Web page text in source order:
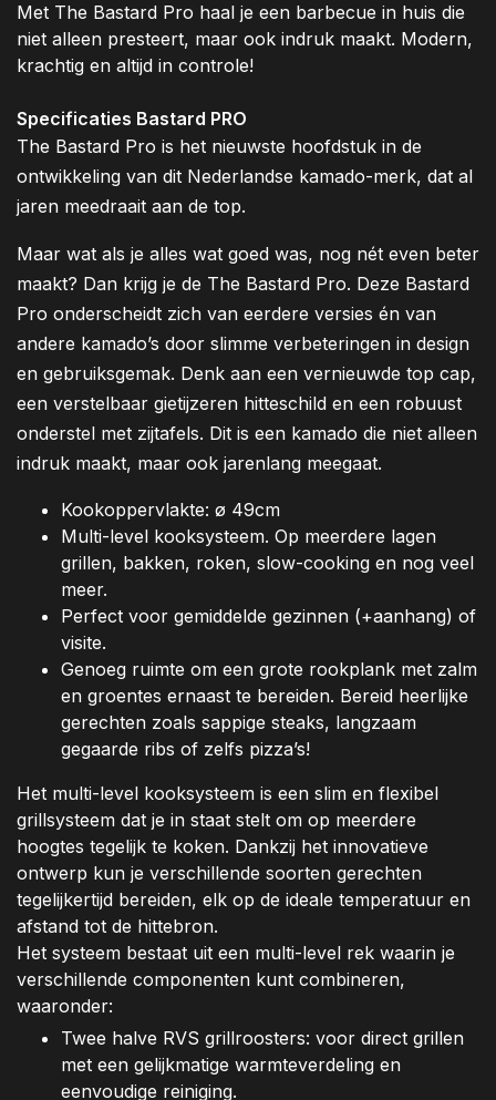
Met The Bastard Pro haal je een barbecue in huis die
niet alleen presteert, maar ook indruk maakt. Modern,
krachtig en altijd in controle!
Specificaties Bastard PRO
The Bastard Pro is het nieuwste hoofdstuk in de
ontwikkeling van dit Nederlandse kamado-merk, dat al
jaren meedraait aan de top.
Maar wat als je alles wat goed was, nog nét even beter
maakt? Dan krijg je de The Bastard Pro. Deze Bastard
Pro onderscheidt zich van eerdere versies én van
andere kamado’s door slimme verbeteringen in design
en gebruiksgemak. Denk aan een vernieuwde top cap,
een verstelbaar gietijzeren hitteschild en een robuust
onderstel met zijtafels. Dit is een kamado die niet alleen
indruk maakt, maar ook jarenlang meegaat.
Kookoppervlakte: ø 49cm
Multi-level kooksysteem. Op meerdere lagen
grillen, bakken, roken, slow-cooking en nog veel
meer.
Perfect voor gemiddelde gezinnen (+aanhang) of
visite.
Genoeg ruimte om een grote rookplank met zalm
en groentes ernaast te bereiden. Bereid heerlijke
gerechten zoals sappige steaks, langzaam
gegaarde ribs of zelfs pizza’s!
Het multi-level kooksysteem is een slim en flexibel
grillsysteem dat je in staat stelt om op meerdere
hoogtes tegelijk te koken. Dankzij het innovatieve
ontwerp kun je verschillende soorten gerechten
tegelijkertijd bereiden, elk op de ideale temperatuur en
afstand tot de hittebron.
Het systeem bestaat uit een multi-level rek waarin je
verschillende componenten kunt combineren,
waaronder:
Twee halve RVS grillroosters: voor direct grillen
met een gelijkmatige warmteverdeling en
eenvoudige reiniging.